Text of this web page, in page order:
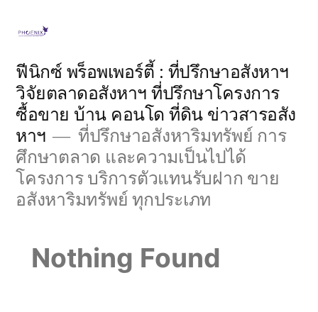
content
ฟีนิกซ์ พร็อพเพอร์ตี้ : ที่ปรึกษาอสังหาฯ
วิจัยตลาดอสังหาฯ ที่ปรึกษาโครงการ
ซื้อขาย บ้าน คอนโด ที่ดิน ข่าวสารอสัง
หาฯ
ที่ปรึกษาอสังหาริมทรัพย์ การ
ศึกษาตลาด และความเป็นไปได้
โครงการ บริการตัวแทนรับฝาก ขาย
อสังหาริมทรัพย์ ทุกประเภท
Nothing Found